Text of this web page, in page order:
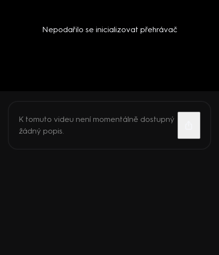
Nepodařilo se inicializovat přehrávač
K tomuto videu není momentálně dostupný
žádný popis.